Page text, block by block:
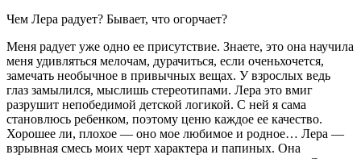
Чем Лера радует? Бывает, что огорчает?
Меня радует уже одно ее присутствие. Знаете, это она научила
меня удивляться мелочам, дурачиться, если оченьхочется,
замечать необычное в привычных вещах. У взрослых ведь
глаз замылился, мыслишь стереоти­пами. Лера это вмиг
разрушит непобедимой детской логикой. С ней я сама
становлюсь ребенком, поэтому ценю каждое ее качество.
Хорошее ли, плохое — оно мое любимое и родное… Лера —
взрывная смесь моих черт характера и папиных. Она